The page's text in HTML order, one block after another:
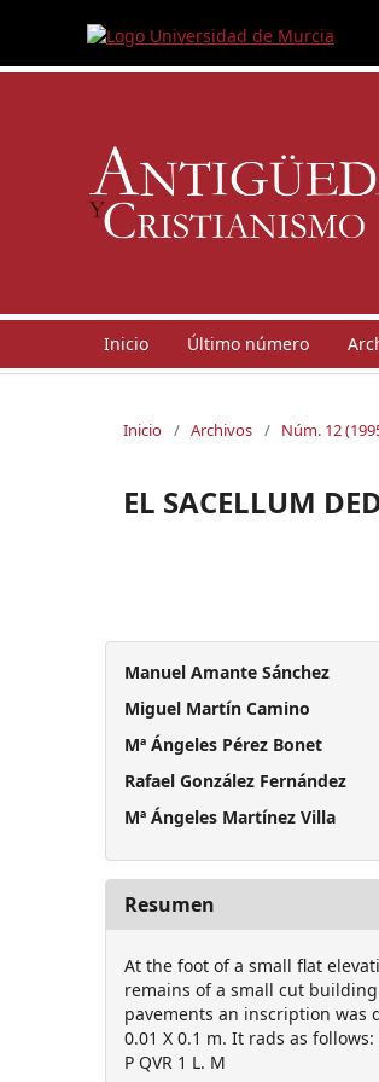
Inicio Último número
Inicio / Archivos / Núm. 12
EL SACELLUM
Manuel Amante Sánchez
Miguel Martín Camino
Mª Ángeles Pérez Bonet
Rafael González Fernández
Mª Ángeles Martínez Villa
Resumen
At the foot of a small flat
remains of a small cut
pavements an inscription was
0.01 X 0.1 m. It rads as follows:
P QVR 1 L. M